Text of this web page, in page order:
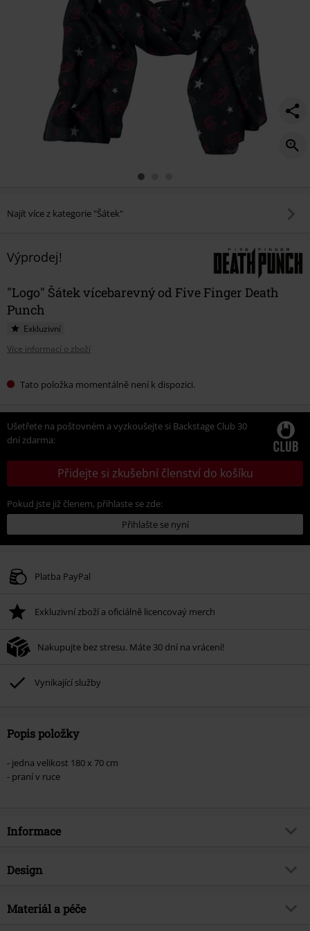
Najít více z kategorie "Šátek"
Výprodej!
"Logo" Šátek vícebarevný od Five Finger Death
Punch
Exkluzivní
Více informací o zboží
Tato položka momentálně není k dispozici.
Ušetřete na poštovném a vyzkoušejte si Backstage Club 30
dní zdarma:
Přidejte si zkušební členství do košíku
Pokud jste již členem, přihlaste se zde:
Přihlašte se nyní
Platba PayPal
Exkluzivní zboží a oficiálně licencovaý merch
Nakupujte bez stresu. Máte 30 dní na vrácení!
Vynikající služby
Popis položky
- jedna velikost 180 x 70 cm
- praní v ruce
Informace
Zboží č.
Hudební žánr
Design
Typ výrobku
Materiál a péče